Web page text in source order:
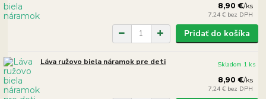
8,90 €/ks
7,24 € bez DPH
Pridať do košíka
Láva ružovo biela náramok pre deti
8,90 €/ks
7,24 € bez DPH
Skladom 1 ks